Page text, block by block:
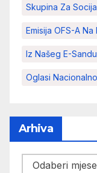
Skupina Za
Emisija OFS-A Na
Iz Našeg E-
Oglasi
Arhiva
Arhiva